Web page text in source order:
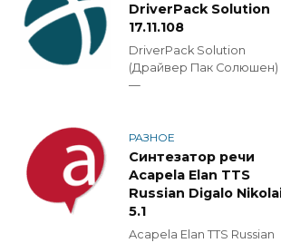
DriverPack Solution
17.11.108
DriverPack Solution
(Драйвер Пак Солюшен)
—
РАЗНОЕ
Синтезатор речи
Acapela Elan TTS
Russian Digalo
5.1
Acapela Elan TTS Russian